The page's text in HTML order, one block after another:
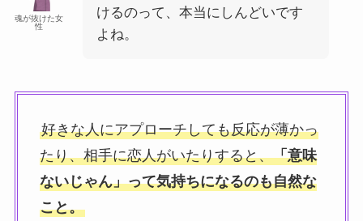
魂が抜けた女
性
けるのって、本当にしんどいです
よね。
好きな人にアプローチしても反応が薄かっ
たり、相手に恋人がいたりすると、「意味
ないじゃん」って気持ちになるのも自然な
こと。